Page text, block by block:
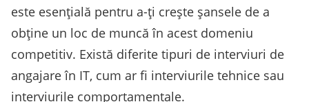
este esențială pentru a-ți crește șansele de a
obține un loc de muncă în acest domeniu
competitiv. Există diferite tipuri de interviuri de
angajare în IT, cum ar fi interviurile tehnice sau
interviurile comportamentale.